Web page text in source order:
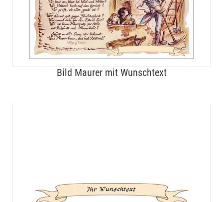
Bild Maurer mit Wunschtext